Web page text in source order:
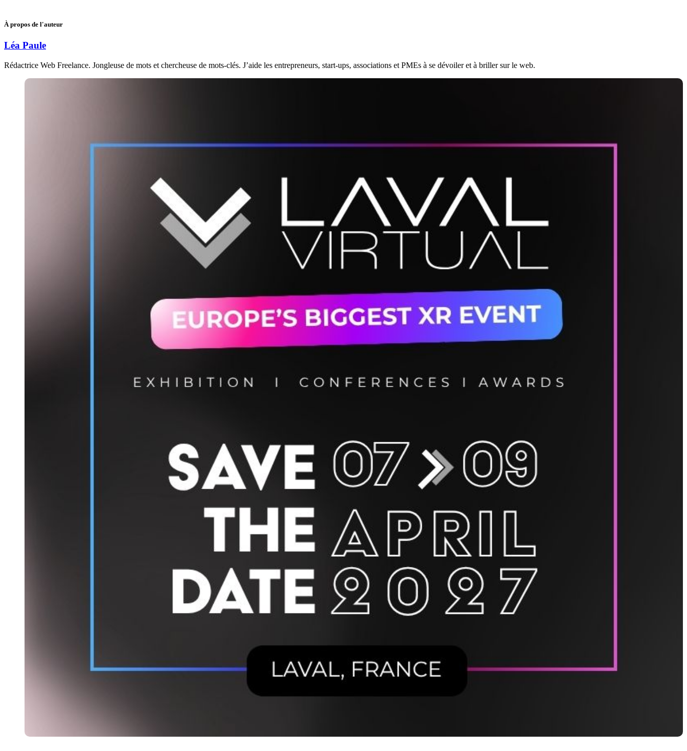
À propos de l'auteur
Léa Paule
Rédactrice Web Freelance. Jongleuse de mots et chercheuse de mots-clés. J’aide les entrepreneurs, start-ups, associations et PMEs à se dévoiler et à briller sur le web.